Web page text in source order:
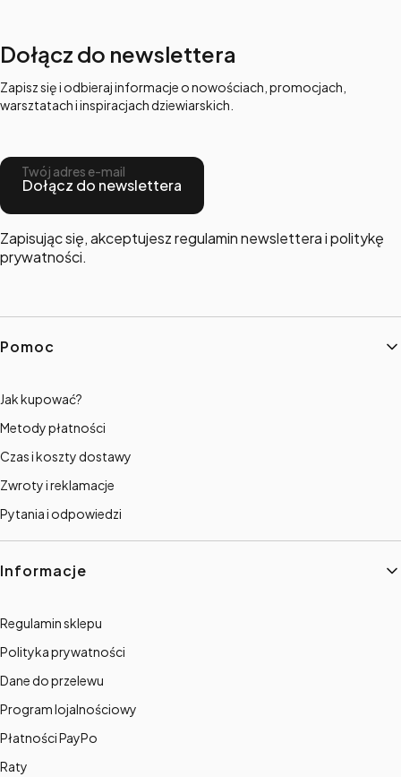
Dołącz do newslettera
Zapisz się i odbieraj informacje o nowościach, promocjach,
warsztatach i inspiracjach dziewiarskich.
Twój adres e-mail
Dołącz do newslettera
Zapisując się, akceptujesz regulamin newslettera i politykę
prywatności.
Linki w stopce
Pomoc
Jak kupować?
Metody płatności
Czas i koszty dostawy
Zwroty i reklamacje
Pytania i odpowiedzi
Informacje
Regulamin sklepu
Polityka prywatności
Dane do przelewu
Program lojalnościowy
Płatności PayPo
Raty